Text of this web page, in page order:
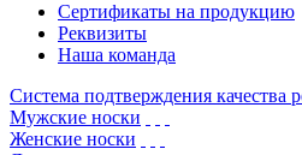
Сертификаты на продукцию
Реквизиты
Наша команда
Система подтверждения качества
Мужские носки
Женские носки